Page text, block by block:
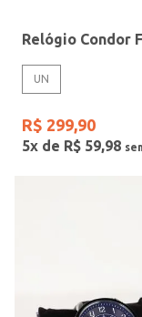
Relógio Condor
UN
R$ 299,90
5x de R$ 59,98